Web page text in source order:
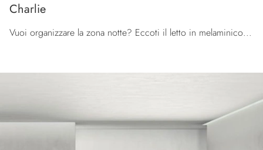
Charlie
Vuoi organizzare la zona notte? Eccoti il letto in melaminico Charlie di Tomasella per spazi moderni.